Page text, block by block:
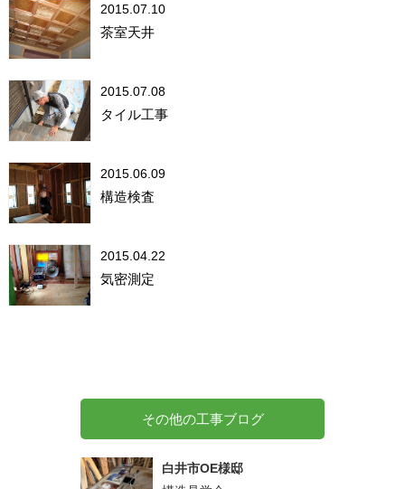
2015.07.10
茶室天井
2015.07.08
タイル工事
2015.06.09
構造検査
2015.04.22
気密測定
その他の工事ブログ
白井市OE様邸